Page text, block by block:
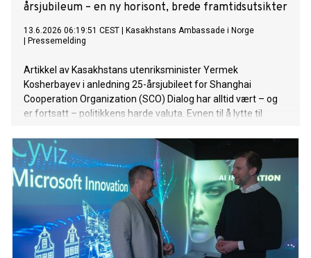
årsjubileum – en ny horisont, brede framtidsutsikter
13.6.2026 06:19:51 CEST
Kasakhstans Ambassade i Norge
Pressemelding
Artikkel av Kasakhstans utenriksminister Yermek
Kosherbayev i anledning 25-årsjubileet for Shanghai
Cooperation Organization (SCO) Dialog har alltid vært – og
er fortsatt – politikkens harde valuta. Evnen til å lytte til
utfordringer er avgjørende for stabiliteten i det
internasjonale systemet, særlig i perioder preget av endring
eller krise. I dagens verden er dette blitt spesielt tydelig: Den
svekkede tilliten mellom stater er en konsekvens av at
dialog i seg selv er blitt en stadig knappere «ressurs».